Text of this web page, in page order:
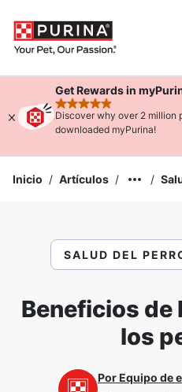
Get Rewards in
rated 4.9 stars
Discover why over 2 million
downloaded myPurina!
Inicio / Artículos / /
SALUD DEL
Beneficios de
los
PorEquipo de